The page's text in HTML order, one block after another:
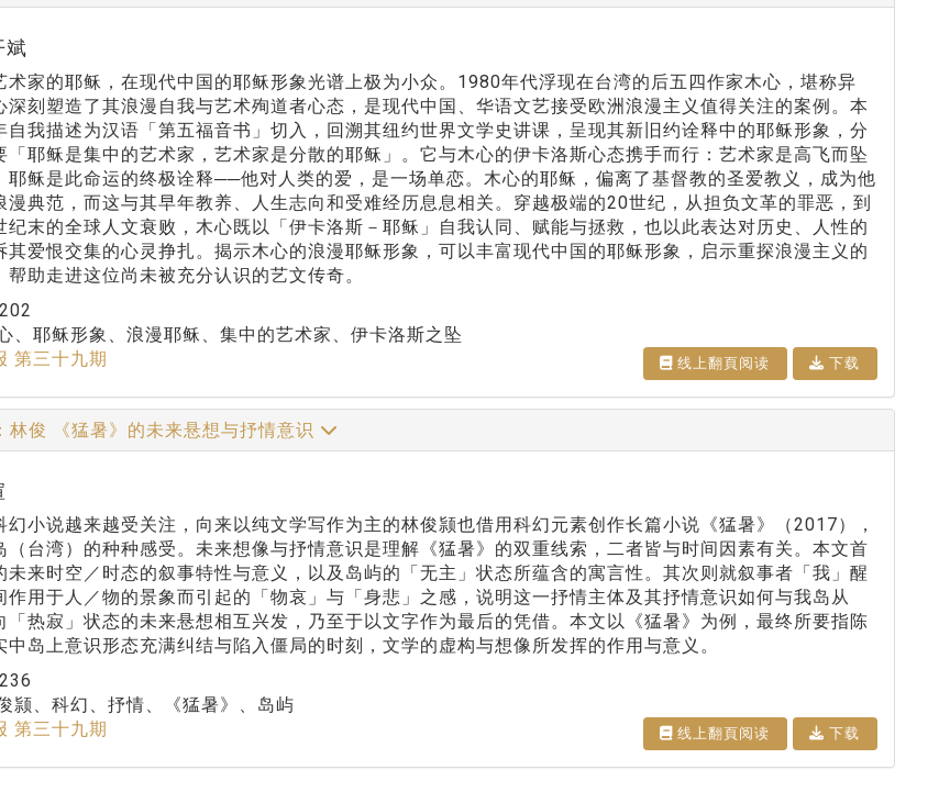
斌
术家的耶稣，在现代中国的耶稣形象光谱上极为小众。1980年代浮现在台湾的后五四作家木心，堪称异
深刻塑造了其浪漫自我与艺术殉道者心态，是现代中国、华语文艺接受欧洲浪漫主义值得关注的案例。本
自我描述为汉语「第五福音书」切入，回溯其纽约世界文学史讲课，呈现其新旧约诠释中的耶稣形象，分
「耶稣是集中的艺术家，艺术家是分散的耶稣」。它与木心的伊卡洛斯心态携手而行：艺术家是高飞而坠
耶稣是此命运的终极诠释──他对人类的爱，是一场单恋。木心的耶稣，偏离了基督教的圣爱教义，成为他
漫典范，而这与其早年教养、人生志向和受难经历息息相关。穿越极端的20世纪，从担负文革的罪恶，到
纪末的全球人文衰败，木心既以「伊卡洛斯－耶稣」自我认同、赋能与拯救，也以此表达对历史、人性的
其爱恨交集的心灵挣扎。揭示木心的浪漫耶稣形象，可以丰富现代中国的耶稣形象，启示重探浪漫主义的
帮助走进这位尚未被充分认识的艺文传奇。
、耶稣形象、浪漫耶稣、集中的艺术家、伊卡洛斯之坠
第三十九期
线上翻⾴阅读 下载
林俊 《猛暑》的未来悬想与抒情意识
幻小说越来越受关注，向来以纯文学写作为主的林俊颕也借用科幻元素创作长篇小说《猛暑》（2017），
（台湾）的种种感受。未来想像与抒情意识是理解《猛暑》的双重线索，二者皆与时间因素有关。本文首
未来时空／时态的叙事特性与意义，以及岛屿的「无主」状态所蕴含的寓言性。其次则就叙事者「我」醒
作用于人／物的景象而引起的「物哀」与「身悲」之感，说明这一抒情主体及其抒情意识如何与我岛从
「热寂」状态的未来悬想相互兴发，乃至于以文字作为最后的凭借。本文以《猛暑》为例，最终所要指陈
中岛上意识形态充满纠结与陷入僵局的时刻，文学的虚构与想像所发挥的作用与意义。
颕、科幻、抒情、《猛暑》、岛屿
第三十九期
线上翻⾴阅读 下载